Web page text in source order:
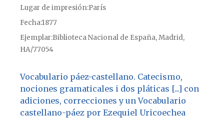
Lugar de impresiónParís
Fecha1877
Ejemplar Biblioteca Nacional de España, Madrid,
HA/77054
Vocabulario páez-castellano. Catecismo,
nociones gramaticales i dos pláticas [...] con
adiciones, correcciones y un Vocabulario
castellano-páez por Ezequiel Uricoechea